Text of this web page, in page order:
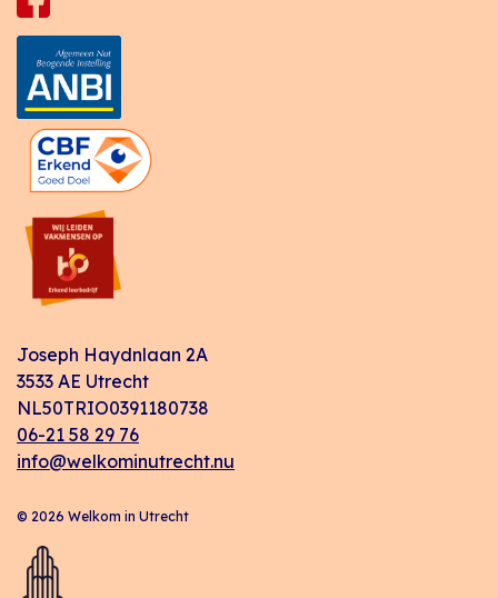
Joseph Haydnlaan 2A
3533 AE Utrecht
NL50TRIO0391180738
06-21 58 29 76
info@welkominutrecht.nu
© 2026 Welkom in Utrecht